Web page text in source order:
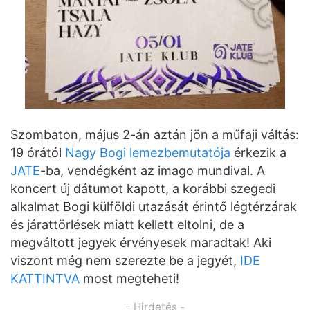
Szombaton, május 2-án aztán jön a műfaji váltás:
19 órától Nagy Bogi lemezbemutatója érkezik a
JATE-ba, vendégként az imago mundival. A
koncert új dátumot kapott, a korábbi szegedi
alkalmat Bogi külföldi utazását érintő légtérzárak
és járattörlések miatt kellett eltolni, de a
megváltott jegyek érvényesek maradtak! Aki
viszont még nem szerezte be a jegyét, IDE
KATTINTVA most megteheti!
- Hirdetés -